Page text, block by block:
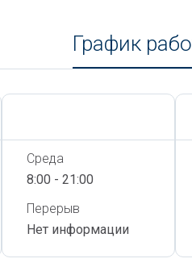
График
Среда
8:00 - 21:00
Перерыв
Нет информации